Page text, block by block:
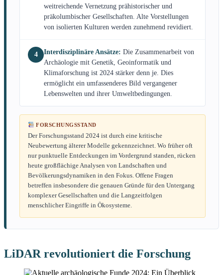
weitreichende Vernetzung prähistorischer und
präkolumbischer Gesellschaften. Alte Vorstellungen
von isolierten Kulturen werden zunehmend revidiert.
4 Interdisziplinäre Ansätze: Die Zusammenarbeit von
Archäologie mit Genetik, Geoinformatik und
Klimaforschung ist 2024 stärker denn je. Dies
ermöglicht ein umfassenderes Bild vergangener
Lebenswelten und ihrer Umweltbedingungen.
FORSCHUNGSSTAND
Der Forschungsstand 2024 ist durch eine kritische
Neubewertung älterer Modelle gekennzeichnet. Wo früher oft
nur punktuelle Entdeckungen im Vordergrund standen, rücken
heute großflächige Analysen von Landschaften und
Bevölkerungsdynamiken in den Fokus. Offene Fragen
betreffen insbesondere die genauen Gründe für den Untergang
komplexer Gesellschaften und die Langzeitfolgen
menschlicher Eingriffe in Ökosysteme.
LiDAR revolutioniert die Forschung